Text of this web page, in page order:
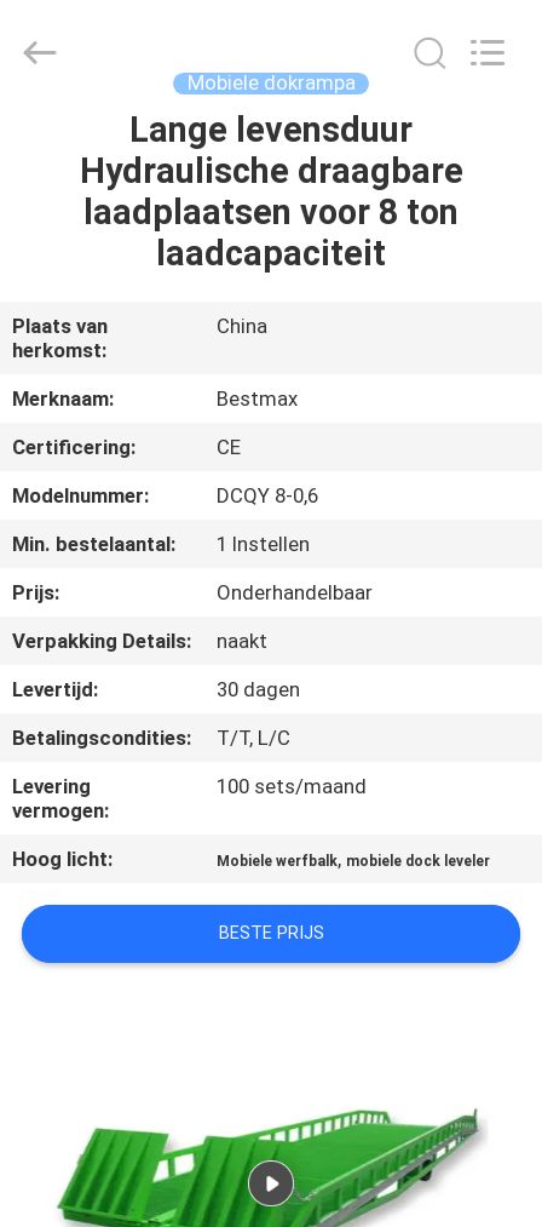
PRODUCTEN
ONS
FABRIEKSTOCHT
KWALITEITSCONTROLE
NEEM
CONTACT
MET
ONS
OP
NIEUWS
VRAAG
EEN
OFFERTE
LTD.
Mobiele dokrampa
Lange levensduur
Hydraulische draagbare
laadplaatsen voor 8 ton
laadcapaciteit
Plaats van
herkomst:
China
Merknaam:
Bestmax
Certificering:
CE
Modelnummer:
DCQY 8-0,6
Min. bestelaantal:
1 Instellen
Prijs:
Onderhandelbaar
Verpakking Details:
naakt
Levertijd:
30 dagen
Betalingscondities:
T/T, L/C
Levering
vermogen:
100 sets/maand
Hoog licht: Mobiele werfbalk, mobiele dock leveler
BESTE PRIJS